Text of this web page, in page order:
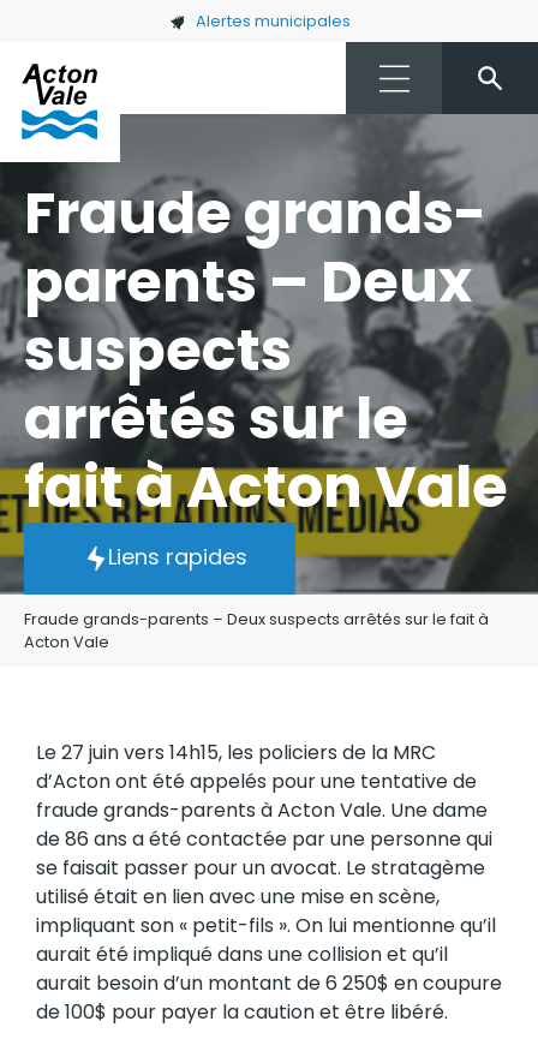
Skip to main content Alertes municipales
Fraude grands-
parents – Deux
suspects
arrêtés sur le
fait à Acton Vale
Liens rapides
Fraude grands-parents – Deux suspects arrêtés sur le fait à
Acton Vale
Le 27 juin vers 14h15, les policiers de la MRC
d’Acton ont été appelés pour une tentative de
fraude grands-parents à Acton Vale. Une dame
de 86 ans a été contactée par une personne qui
se faisait passer pour un avocat. Le stratagème
utilisé était en lien avec une mise en scène,
impliquant son « petit-fils ». On lui mentionne qu’il
aurait été impliqué dans une collision et qu’il
aurait besoin d’un montant de 6 250$ en coupure
de 100$ pour payer la caution et être libéré.